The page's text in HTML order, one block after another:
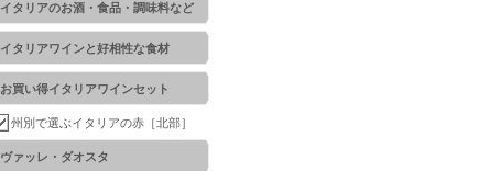
イタリアのお酒・食品・調味料など
イタリアワインと好相性な食材
お買い得イタリアワインセット
州別で選ぶイタリアの赤［北部］
ヴァッレ・ダオスタ